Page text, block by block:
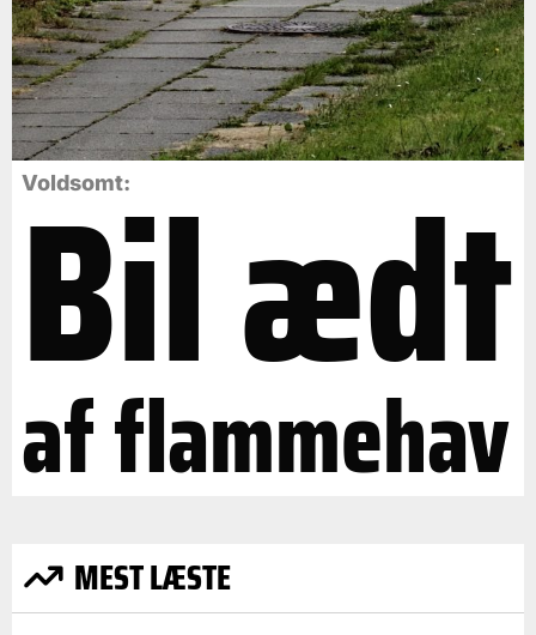
Voldsomt:
Bil ædt
af flammehav
MEST LÆSTE